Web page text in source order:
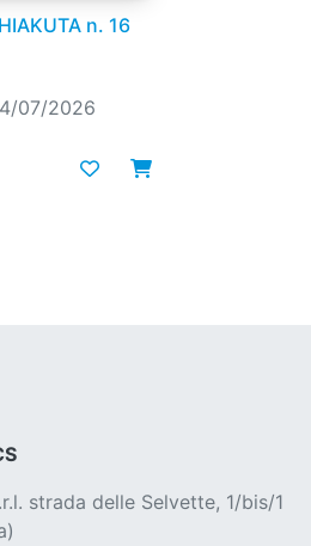
n. 16
07/2026
strada delle Selvette, 1/bis/1